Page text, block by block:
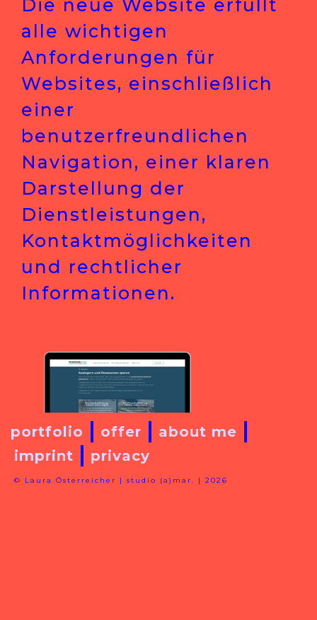
Die neue Website erfüllt
alle wichtigen
Anforderungen für
Websites, einschließlich
einer
benutzerfreundlichen
Navigation, einer klaren
Darstellung der
Dienstleistungen,
Kontaktmöglichkeiten
und rechtlicher
Informationen.
portfolio offer
about me
imprint
privacy
© Laura Österreicher | studio (a)mar. | 2026